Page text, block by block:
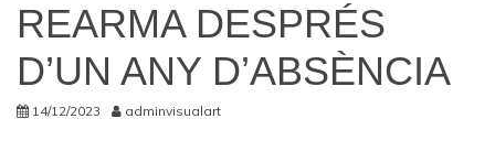
REARMA DESPRÉS
D’UN ANY D’ABSÈNCIA
14/12/2023 adminvisualart